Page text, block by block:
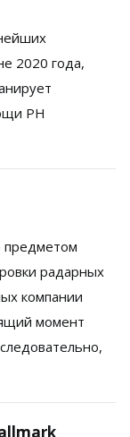
2020 года,
РН
предметом
радарных
компании
момент